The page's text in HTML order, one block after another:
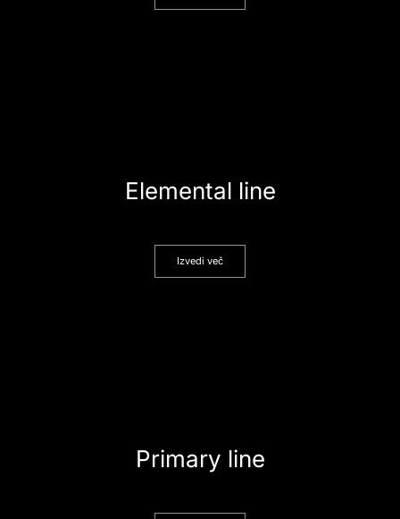
Elemental line
Izvedi več
Primary line